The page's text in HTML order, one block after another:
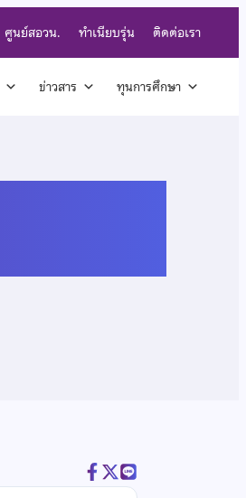
ศูนย์สอวน. ทำเนียบรุ่น ติดต่อเรา
ข่าวสาร ทุนการศึกษา